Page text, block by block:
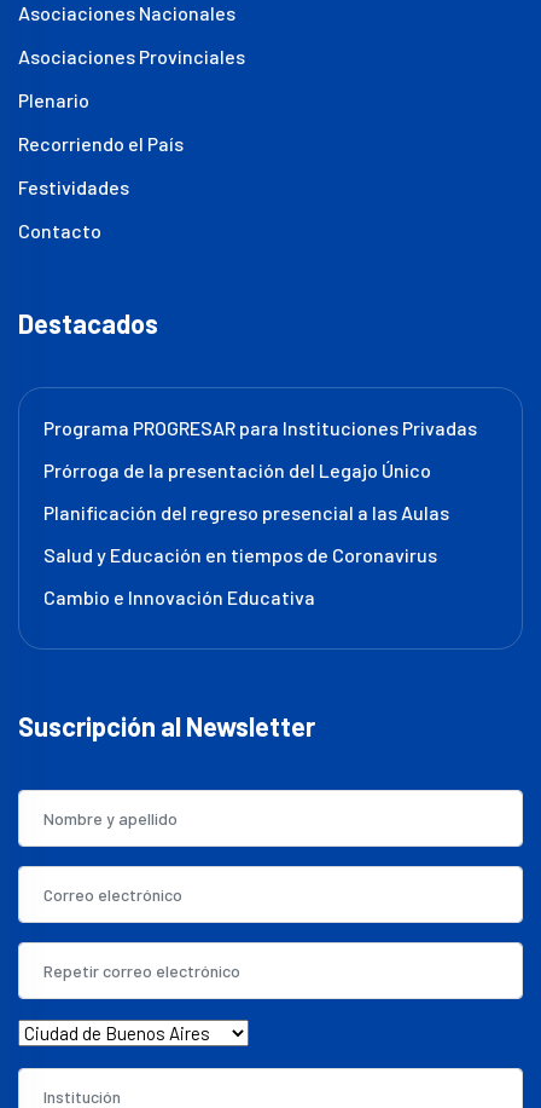
Asociaciones Nacionales
Asociaciones Provinciales
Plenario
Recorriendo el País
Festividades
Contacto
Destacados
Programa PROGRESAR para Instituciones Privadas
Prórroga de la presentación del Legajo Único
Planificación del regreso presencial a las Aulas
Salud y Educación en tiempos de Coronavirus
Cambio e Innovación Educativa
Suscripción al Newsletter